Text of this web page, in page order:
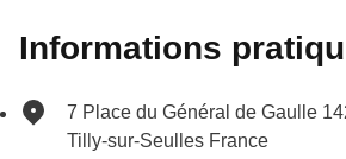
Informations
7 Place du Général de Gaulle
Tilly-sur-Seulles France